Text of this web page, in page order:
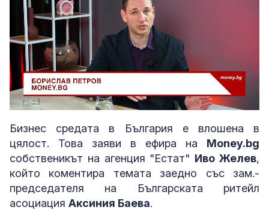
Unmute Loaded:
Бизнес средата в България е влошена в
цялост. Това заяви в ефира на Money.bg
собственикът на агенция "Естат" Иво Желев,
който коментира темата заедно със зам.-
председателя на Българската ритейл
асоциация Аксиния Баева.